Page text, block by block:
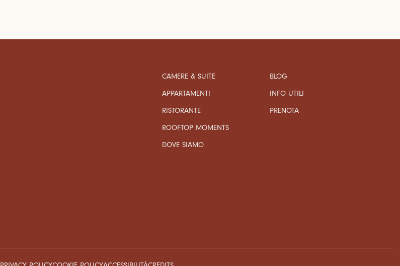
CAMERE & SUITE
APPARTAMENTI
RISTORANTE
ROOFTOP MOMENTS
DOVE SIAMO
BLOG
INFO UTILI
PRENOTA